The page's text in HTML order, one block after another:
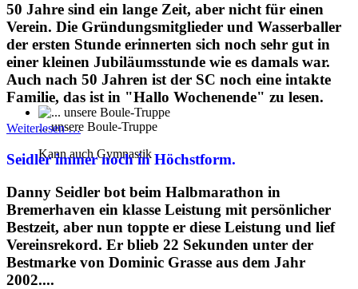
... unsere Boule-Truppe
Kann auch Gymnastik
50 Jahre sind ein lange Zeit, aber nicht für einen
Verein. Die Gründungsmitglieder und Wasserballer
der ersten Stunde erinnerten sich noch sehr gut in
einer kleinen Jubiläumsstunde wie es damals war.
Auch nach 50 Jahren ist der SC noch eine intakte
Familie, das ist in "Hallo Wochenende" zu lesen.
Weiterlesen …
Seidler immer noch in Höchstform.
Danny Seidler bot beim Halbmarathon in
Bremerhaven ein klasse Leistung mit persönlicher
Bestzeit, aber nun toppte er diese Leistung und lief
Vereinsrekord. Er blieb 22 Sekunden unter der
Bestmarke von Dominic Grasse aus dem Jahr
2002....